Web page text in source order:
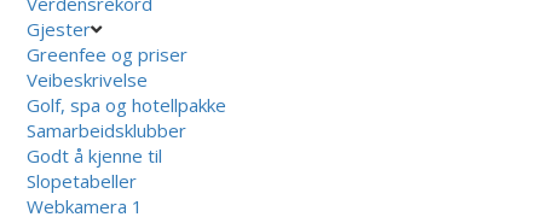
Gjester
Greenfee og priser
Veibeskrivelse
Golf, spa og hotellpakke
Samarbeidsklubber
Godt å kjenne til
Slopetabeller
Webkamera 1